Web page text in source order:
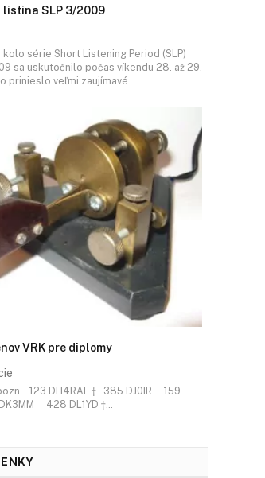
listina SLP 3/2009
série Short Listening Period (SLP)
sa uskutočnilo počas víkendu 28. až 29.
prinieslo veľmi zaujímavé…
VRK pre diplomy
123 DH4RAE † 385 DJ0IR 159
428 DL1YD †…